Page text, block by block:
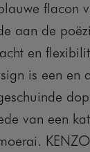
flacon
aan de
en
is een en
van een
KENZO